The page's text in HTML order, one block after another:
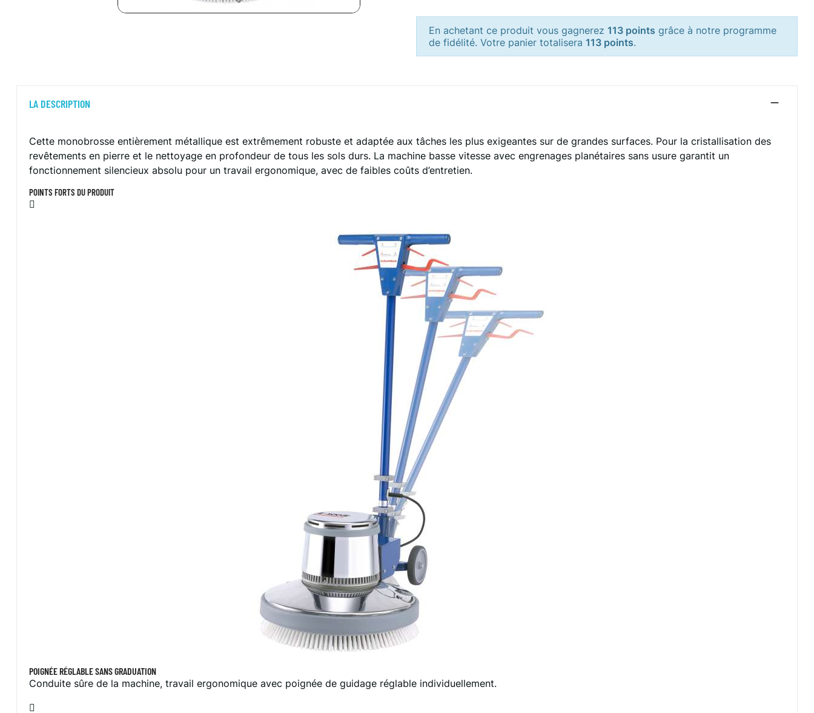
En achetant ce produit vous gagnerez 113 points grâce à notre programme
de fidélité. Votre panier totalisera 113 points.
LA DESCRIPTION
Cette monobrosse entièrement métallique est extrêmement robuste et adaptée aux tâches les plus exigeantes sur de grandes surfaces. Pour la cristallisation des
revêtements en pierre et le nettoyage en profondeur de tous les sols durs. La machine basse vitesse avec engrenages planétaires sans usure garantit un
fonctionnement silencieux absolu pour un travail ergonomique, avec de faibles coûts d’entretien.
POINTS FORTS DU PRODUIT
POIGNÉE RÉGLABLE SANS GRADUATION
Conduite sûre de la machine, travail ergonomique avec poignée de guidage réglable individuellement.